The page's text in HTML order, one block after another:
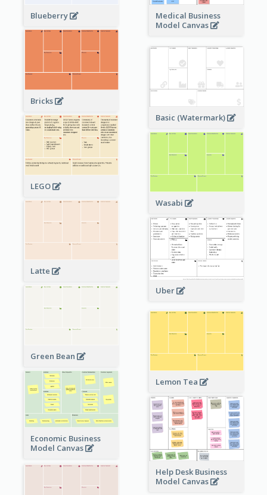
Medical Business
Model Canvas
Blueberry
Bricks
Basic (Watermark)
LEGO
Wasabi
Latte
Uber
Green Bean
Lemon Tea
Economic Business
Model Canvas
Help Desk Business
Model Canvas